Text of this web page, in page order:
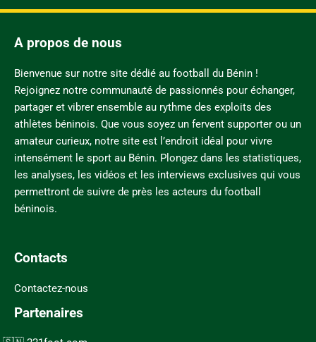
A propos de nous
Bienvenue sur notre site dédié au football du Bénin !
Rejoignez notre communauté de passionnés pour échanger,
partager et vibrer ensemble au rythme des exploits des
athlètes béninois. Que vous soyez un fervent supporter ou un
amateur curieux, notre site est l’endroit idéal pour vivre
intensément le sport au Bénin. Plongez dans les statistiques,
les analyses, les vidéos et les interviews exclusives qui vous
permettront de suivre de près les acteurs du football
béninois.
Contacts
Contactez-nous
Partenaires